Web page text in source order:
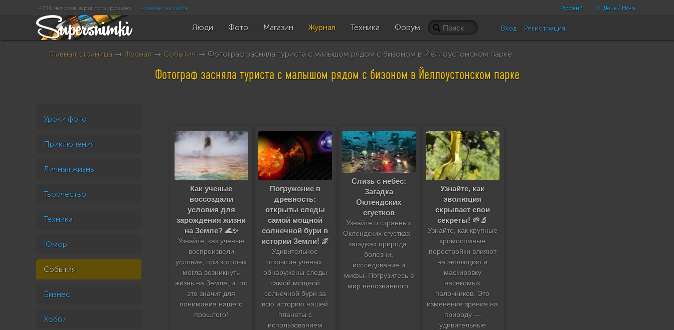
Русский День / Ночь
4738 человек зарегистрировано 4 сейчас на сайте
Люди Фото Магазин Журнал Техника Форум Вход Регистрация
Главная страница → Журнал → События → Фотограф засняла туриста с малышом рядом с бизоном в Йеллоустонском парке
Фотограф засняла туриста с малышом рядом с бизоном в Йеллоустонском парке
Уроки фото
Приключения
Личная жизнь
Творчество
Техника
Юмор
События
Бизнес
Хобби
Как ученые
воссоздали
условия для
зарождения жизни
на Земле? 🌊✨
Узнайте, как ученые
воспроизвели
условия, при которых
могла возникнуть
жизнь на Земле, и что
это значит для
понимания нашего
прошлого!
Погружение в
древность:
открыты следы
самой мощной
солнечной бури в
истории Земли! 🌌
Удивительное
открытие ученых:
обнаружены следы
самой мощной
солнечной бури за
всю историю нашей
планеты с
использованием
Слизь с небес:
Загадка
Оклендских
сгустков
Узнайте о странных
Оклендских сгустках -
загадках природа,
болезни,
исследование и
мифы. Погрузитесь в
мир непознанного.
Узнайте, как
эволюция
скрывает свои
секреты! 🌱🔬
Узнайте, как крупные
хромосомные
перестройки влияют
на эволюцию и
маскировку
насекомых
палочников. Это
изменение зрения на
природу —
удивительные